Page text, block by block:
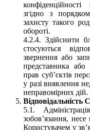
згідно з
захисту такого
обороті.
4.2.4. Здійснити
стосуються
звернення або
представника або
прав суб’єктів
у разі виявлення
неправомірних дій.
Відповідальність
5.1.
зобов’язання, несе
Користувачем у